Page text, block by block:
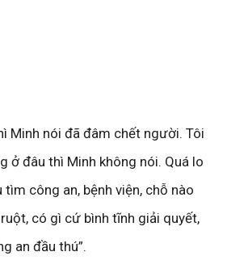
Minh nói đã đâm chết người. Tôi
ở đâu thì Minh không nói. Quá lo
tìm công an, bệnh viện, chỗ nào
có gì cứ bình tĩnh giải quyết,
an đầu thú”.